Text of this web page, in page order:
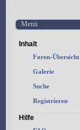
Menü
Inhalt
Foren-Übersicht
Galerie
Suche
Registrieren
Hilfe